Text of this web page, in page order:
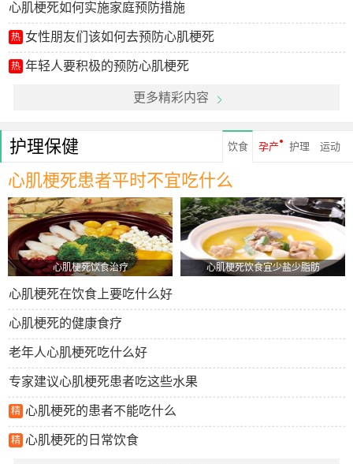
心肌梗死如何实施家庭预防措施
热 女性朋友们该如何去预防心肌梗死
热 年轻人要积极的预防心肌梗死
更多精彩内容
护理保健 饮食 孕产 护理 运动
心肌梗死患者平时不宜吃什么
心肌梗死饮食治疗 心肌梗死饮食宜少盐少脂肪
心肌梗死在饮食上要吃什么好
心肌梗死的健康食疗
老年人心肌梗死吃什么好
专家建议心肌梗死患者吃这些水果
精 心肌梗死的患者不能吃什么
精 心肌梗死的日常饮食